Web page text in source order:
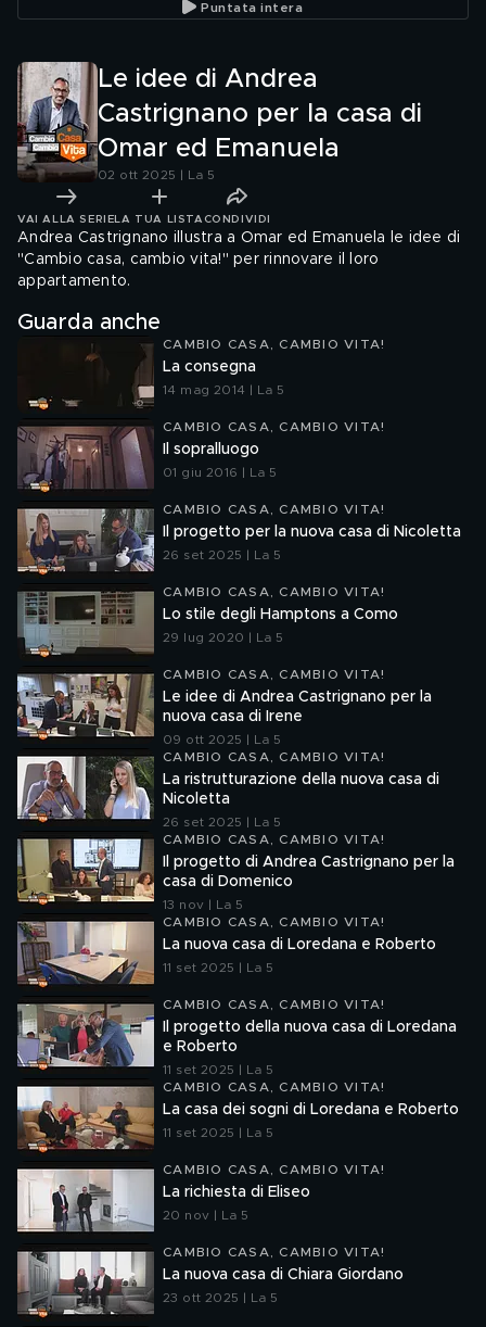
Puntata intera
Le idee di Andrea
Castrignano per la casa di
Omar ed Emanuela
02 ott 2025 | La 5
VAI ALLA SERIE LA TUA LISTA CONDIVIDI
Andrea Castrignano illustra a Omar ed Emanuela le idee di
"Cambio casa, cambio vita!" per rinnovare il loro
appartamento.
Guarda anche
CAMBIO CASA, CAMBIO VITA!
La consegna
14 mag 2014 | La 5
CAMBIO CASA, CAMBIO VITA!
Il sopralluogo
01 giu 2016 | La 5
CAMBIO CASA, CAMBIO VITA!
Il progetto per la nuova casa di Nicoletta
26 set 2025 | La 5
CAMBIO CASA, CAMBIO VITA!
Lo stile degli Hamptons a Como
29 lug 2020 | La 5
CAMBIO CASA, CAMBIO VITA!
Le idee di Andrea Castrignano per la
nuova casa di Irene
09 ott 2025 | La 5
CAMBIO CASA, CAMBIO VITA!
La ristrutturazione della nuova casa di
Nicoletta
26 set 2025 | La 5
CAMBIO CASA, CAMBIO VITA!
Il progetto di Andrea Castrignano per la
casa di Domenico
13 nov | La 5
CAMBIO CASA, CAMBIO VITA!
La nuova casa di Loredana e Roberto
11 set 2025 | La 5
CAMBIO CASA, CAMBIO VITA!
Il progetto della nuova casa di Loredana
e Roberto
11 set 2025 | La 5
CAMBIO CASA, CAMBIO VITA!
La casa dei sogni di Loredana e Roberto
11 set 2025 | La 5
CAMBIO CASA, CAMBIO VITA!
La richiesta di Eliseo
20 nov | La 5
CAMBIO CASA, CAMBIO VITA!
La nuova casa di Chiara Giordano
23 ott 2025 | La 5